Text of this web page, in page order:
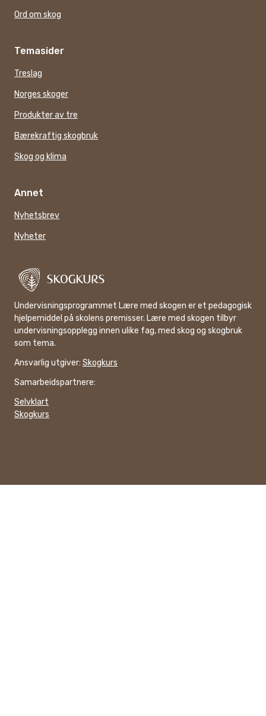
Ord om skog
Temasider
Treslag
Norges skoger
Produkter av tre
Bærekraftig skogbruk
Skog og klima
Annet
Nyhetsbrev
Nyheter
Undervisningsprogrammet Lære med skogen er et pedagogisk
hjelpemiddel på skolens premisser. Lære med skogen tilbyr
undervisningsopplegg innen ulike fag, med skog og skogbruk
som tema.
Ansvarlig utgiver: Skogkurs
Samarbeidspartnere:
Selvklart
Skogkurs